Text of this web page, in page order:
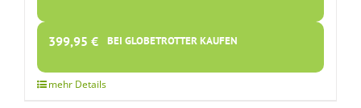
399,95 € BEI GLOBETROTTER KAUFEN